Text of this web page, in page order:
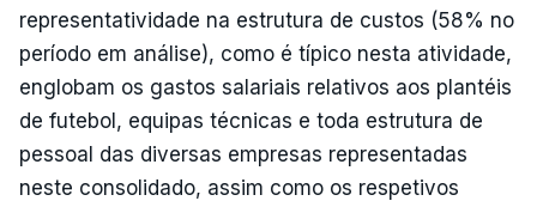
representatividade na estrutura de custos (58% no
período em análise), como é típico nesta atividade,
englobam os gastos salariais relativos aos plantéis
de futebol, equipas técnicas e toda estrutura de
pessoal das diversas empresas representadas
neste consolidado, assim como os respetivos